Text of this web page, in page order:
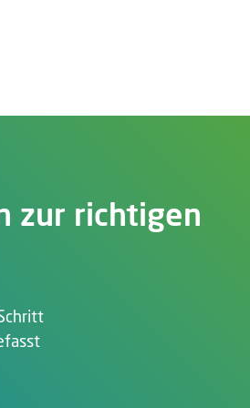
zur richtigen